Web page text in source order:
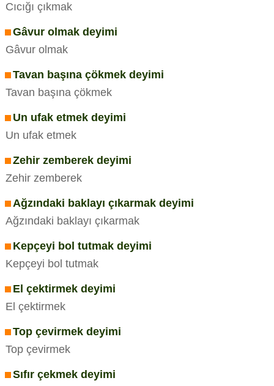
Cıcığı çıkmak
Gâvur olmak deyimi
Gâvur olmak
Tavan başına çökmek deyimi
Tavan başına çökmek
Un ufak etmek deyimi
Un ufak etmek
Zehir zemberek deyimi
Zehir zemberek
Ağzındaki baklayı çıkarmak deyimi
Ağzındaki baklayı çıkarmak
Kepçeyi bol tutmak deyimi
Kepçeyi bol tutmak
El çektirmek deyimi
El çektirmek
Top çevirmek deyimi
Top çevirmek
Sıfır çekmek deyimi